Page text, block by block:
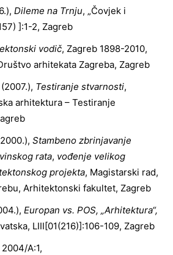
Dileme na Trnju, „Čovjek i
]:1-2, Zagreb
vodič, Zagreb 1898-2010,
arhitekata Zagreba, Zagreb
Testiranje stvarnosti,
arhitektura – Testiranje
Stambeno zbrinjavanje
rata, vođenje velikog
projekta, Magistarski rad,
Arhitektonski fakultet, Zagreb
Europan vs. POS, „Arhitektura“,
LIII[01(216)]:106-109, Zagreb
A:1,